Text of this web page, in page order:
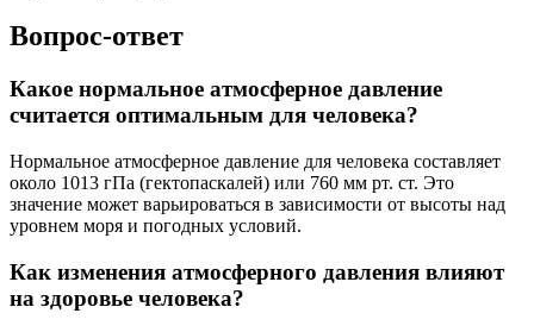
Вопрос-ответ
Какое нормальное атмосферное давление
считается оптимальным для человека?
Нормальное атмосферное давление для человека составляет
около 1013 гПа (гектопаскалей) или 760 мм рт. ст. Это
значение может варьироваться в зависимости от высоты над
уровнем моря и погодных условий.
Как изменения атмосферного давления влияют
на здоровье человека?